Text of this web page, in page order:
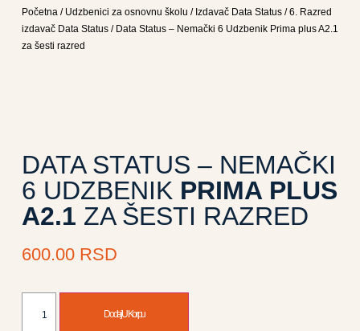
Početna/ Udzbenici za osnovnu školu / Izdavač Data Status/6. Razred
izdavač Data Status/ Data Status – Nemački 6 Udzbenik Prima plus A2.1
za šesti razred
DATA STATUS – NEMAČKI
6 UDZBENIK PRIMA PLUS
A2.1 ZA ŠESTI RAZRED
600.00 RSD
Dodaj U Korpu